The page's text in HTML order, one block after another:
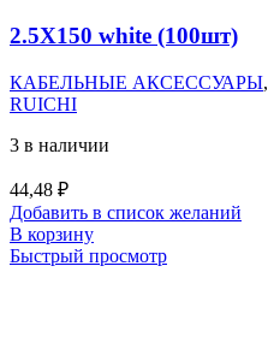
2.5X150 white (100шт)
КАБЕЛЬНЫЕ АКСЕССУАРЫ,
RUICHI
3 в наличии
44,48 ₽
Добавить в список желаний
В корзину
Быстрый просмотр